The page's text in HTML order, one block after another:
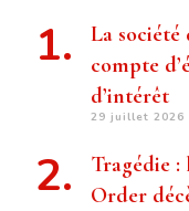
La
compte
d’intérêt
29 juillet 2026
Tragédie
Order